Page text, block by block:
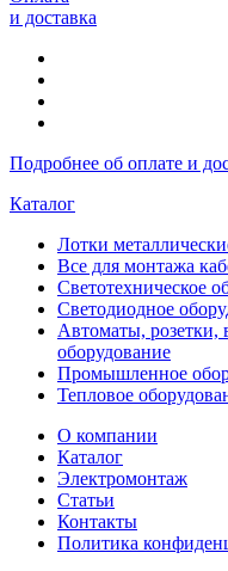
и доставка
Подробнее об оплате и
Каталог
Лотки
Все для монтажа
Светотехническое
Светодиодное
Автоматы, розетки,
оборудование
Промышленное
Тепловое
О компании
Каталог
Электромонтаж
Статьи
Контакты
Политика